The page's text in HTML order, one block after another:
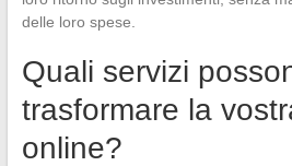
delle loro spese.
Quali servizi
trasformare la
online?